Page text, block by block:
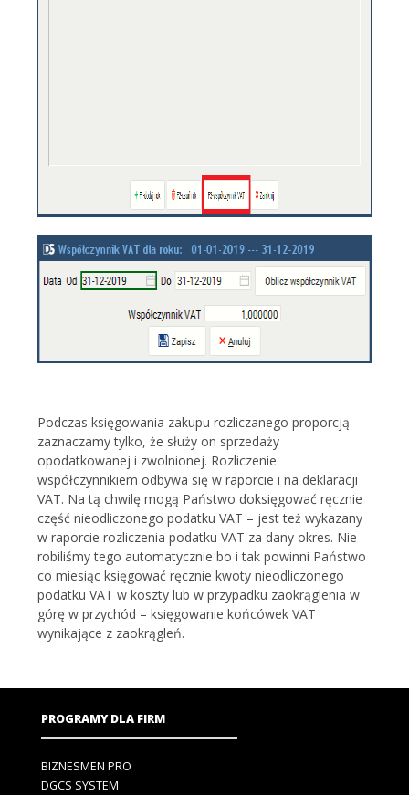
Podczas księgowania zakupu rozliczanego proporcją
zaznaczamy tylko, że służy on sprzedaży
opodatkowanej i zwolnionej. Rozliczenie
współczynnikiem odbywa się w raporcie i na deklaracji
VAT. Na tą chwilę mogą Państwo doksięgować ręcznie
część nieodliczonego podatku VAT – jest też wykazany
w raporcie rozliczenia podatku VAT za dany okres. Nie
robiliśmy tego automatycznie bo i tak powinni Państwo
co miesiąc księgować ręcznie kwoty nieodliczonego
podatku VAT w koszty lub w przypadku zaokrąglenia w
górę w przychód – księgowanie końcówek VAT
wynikające z zaokrągleń.
PROGRAMY DLA FIRM
BIZNESMEN PRO
DGCS SYSTEM